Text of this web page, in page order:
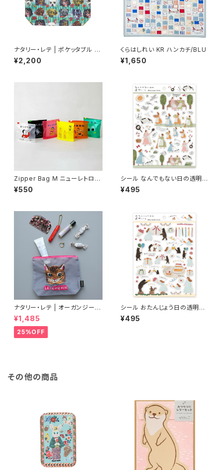
ナタリー・レテ | ポケッタブル ド
ッグス-グリーン | Pocketable
Dogs-GR
¥2,200
くらはしれい KR ハンカチ/BLU
¥1,650
Zipper Bag M ニューレトロ
ジッパーバッグ M （6枚入り）
¥550
シール なんでもない日の透明シ
ール /ネクタイ
¥495
ナタリー・レテ | オーガンジーポ
ーチ マヤ | Organdy Pouch
Maya
¥1,485
25%OFF
シール おたんじょう日の透明シ
ール /ネクタイ
¥495
その他の商品